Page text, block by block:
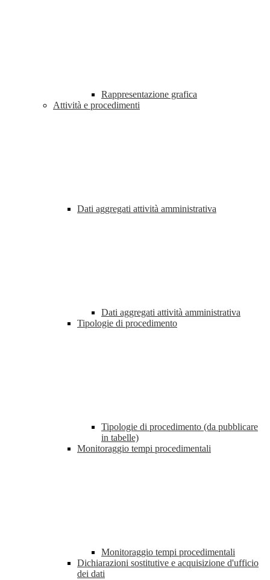
Rappresentazione grafica
Attività e procedimenti
Dati aggregati attività amministrativa
Dati aggregati attività amministrativa
Tipologie di procedimento
Tipologie di procedimento (da pubblicare
in tabelle)
Monitoraggio tempi procedimentali
Monitoraggio tempi procedimentali
Dichiarazioni sostitutive e acquisizione d'ufficio
dei dati